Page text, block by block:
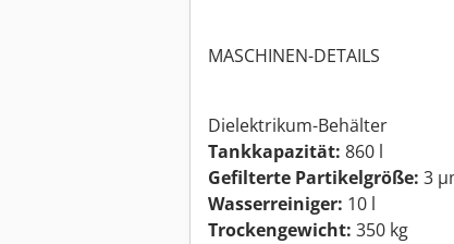
MASCHINEN-DETAILS
Dielektrikum-Behälter
Tankkapazität: 860 l
Gefilterte Partikelgröße: 3
Wasserreiniger: 10 l
Trockengewicht: 350 kg